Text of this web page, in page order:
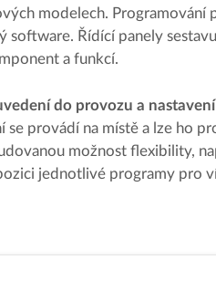
modelech. Programování
software. Řídící panely
a funkcí.
do provozu a nastavení
se provádí na místě a lze ho
možnost flexibility,
jednotlivé programy pro